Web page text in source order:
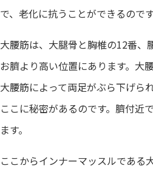
で、老化に抗うことができるのです
大腰筋は、大腿骨と胸椎の12番、
お臍より高い位置にあります。大
大腰筋によって両足がぶら下げら
ここに秘密があるのです。臍付近
ます。
ここからインナーマッスルである